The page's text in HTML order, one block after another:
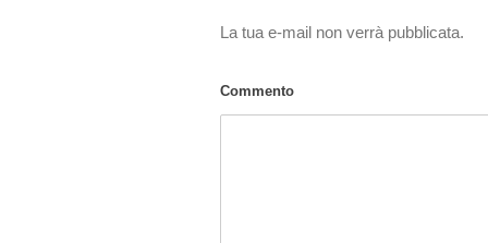
La tua e-mail non verrà pubblicata.
Commento